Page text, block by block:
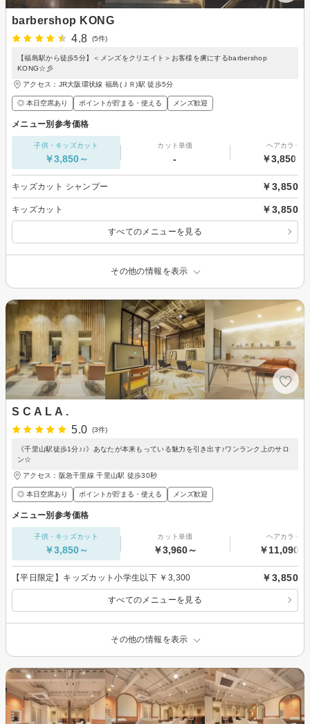
barbershop KONG
4.8
(5件)
【福島駅から徒歩5分】＜メンズをクリエイト＞お客様を虜にするbarbershop
KONG☆彡
アクセス：JR大阪環状線 福島(ＪＲ)駅 徒歩5分
◎ 本日空席あり ポイントが貯まる・使える メンズ歓迎
メニュー別参考価格
子供・キッズカット
￥3,850～
カット単価
-
ヘアカラー
￥3,850～
キッズカット シャンプー ￥3,850
キッズカット ￥3,850
すべてのメニューを見る
その他の情報を表示
S C A L A .
5.0
(3件)
《千里山駅徒歩1分♪♪》あなたが本来もっている魅力を引き出す♪ワンランク上のサロ
ン☆
アクセス：阪急千里線 千里山駅 徒歩30秒
◎ 本日空席あり ポイントが貯まる・使える メンズ歓迎
メニュー別参考価格
子供・キッズカット
￥3,850～
カット単価
￥3,960～
ヘアカラー
￥11,090～
【平日限定】キッズカット小学生以下 ￥3,300 ￥3,850
すべてのメニューを見る
その他の情報を表示